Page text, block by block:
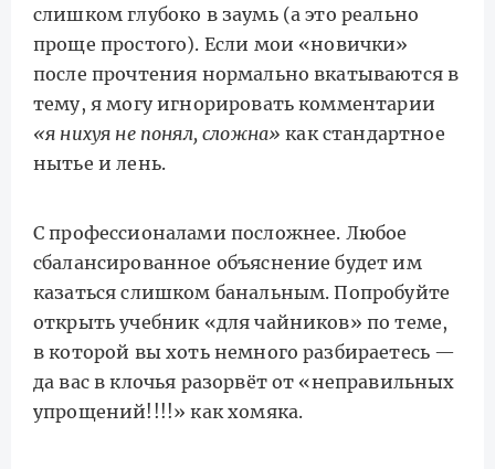
слишком глубоко в заумь (а это реально
проще простого). Если мои «новички»
после прочтения нормально вкатываются в
тему, я могу игнорировать комментарии
«я нихуя не понял, сложна» как стандартное
нытье и лень.
С профессионалами посложнее. Любое
сбалансированное объяснение будет им
казаться слишком банальным. Попробуйте
открыть учебник «для чайников» по теме,
в которой вы хоть немного разбираетесь —
да вас в клочья разорвёт от «неправильных
упрощений!!!!» как хомяка.